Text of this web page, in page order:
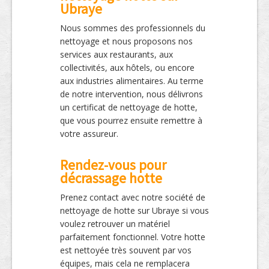
Ubraye
Nous sommes des professionnels du
nettoyage et nous proposons nos
services aux restaurants, aux
collectivités, aux hôtels, ou encore
aux industries alimentaires. Au terme
de notre intervention, nous délivrons
un certificat de nettoyage de hotte,
que vous pourrez ensuite remettre à
votre assureur.
Rendez-vous pour
décrassage hotte
Prenez contact avec notre société de
nettoyage de hotte sur Ubraye si vous
voulez retrouver un matériel
parfaitement fonctionnel. Votre hotte
est nettoyée très souvent par vos
équipes, mais cela ne remplacera